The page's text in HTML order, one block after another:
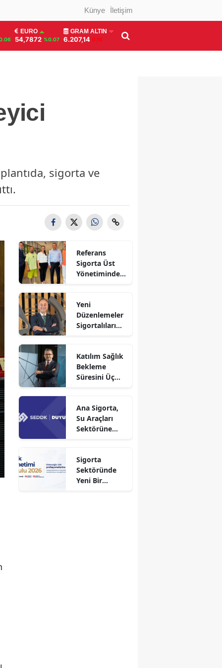
Künye İletişim
EURO
54,7872 %0.07
GRAM ALTIN
6.207,14 0,16
sigorta ve
Referans
Sigorta Üst
Yönetiminden
Yeni
Düzenlemeler
Sigortalıları
Katılım Sağlık
Bekleme
Süresini Üç
Ana Sigorta,
Su Araçları
Sektörüne
Sigorta
Sektöründe
Yeni Bir